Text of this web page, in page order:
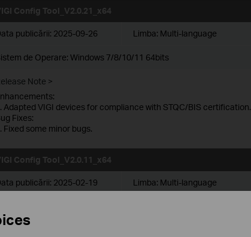
Config Tool_V2.0.21_x64
publicării: 2025-09-26 Limba: Multi-language
de Operare: Windows 7/8/10/11 64bits
Note >
Adapted VIGI devices for compliance with STQC/BIS certification.
Fixes:
Fixed some minor bugs.
Config Tool_V2.0.11_x64
publicării: 2025-02-19 Limba: Multi-language